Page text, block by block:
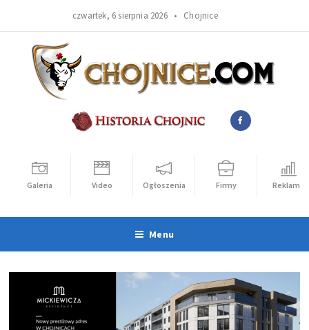
czwartek, 6 sierpnia 2026 • Chojnice
Galeria Video Ogłoszenia Firmy Reklama
Menu